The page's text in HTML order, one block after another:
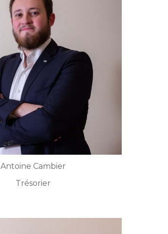
Antoine Cambier
Trésorier